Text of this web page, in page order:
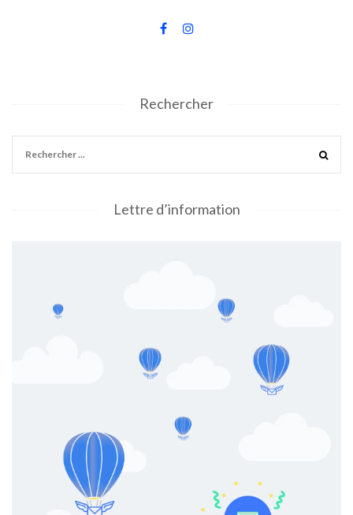
Rechercher
Lettre d’information